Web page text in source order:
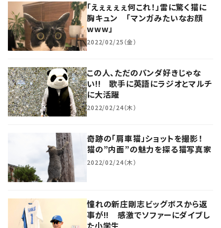
「えぇぇぇぇ何これ！」雷に驚く猫に
胸キュン 「マンガみたいなお顔
www」
2022/02/25（金）
この人、ただのパンダ好きじゃな
い!! 歌手に英語にラジオとマルチ
に大活躍
2022/02/24（木）
奇跡の「肩車猫」ショットを撮影！
猫の”内面”の魅力を探る猫写真家
2022/02/24（木）
憧れの新庄剛志ビッグボスから返
事が!! 感激でソファーにダイブし
た小学生